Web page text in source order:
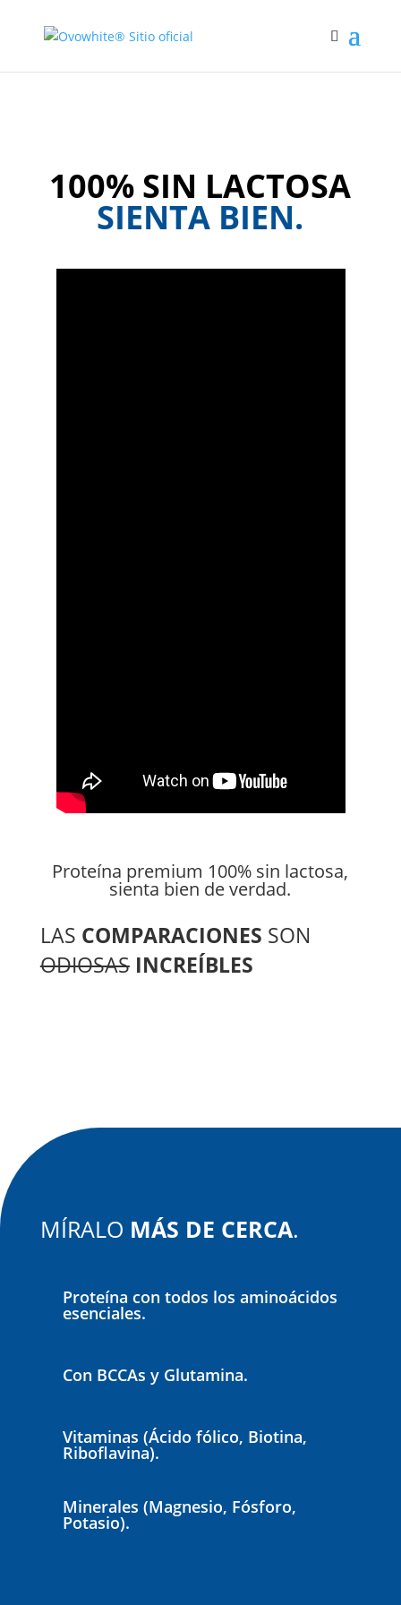
COMPRAR YA
100% SIN LACTOSA
SIENTA BIEN.
Proteína premium 100% sin lactosa,
sienta bien de verdad.
LAS COMPARACIONES SON
ODIOSAS INCREÍBLES
MÍRALO MÁS DE CERCA.
Proteína con todos los aminoácidos
esenciales.
Con BCCAs y Glutamina.
Vitaminas (Ácido fólico, Biotina,
Riboflavina).
Minerales (Magnesio, Fósforo,
Potasio).